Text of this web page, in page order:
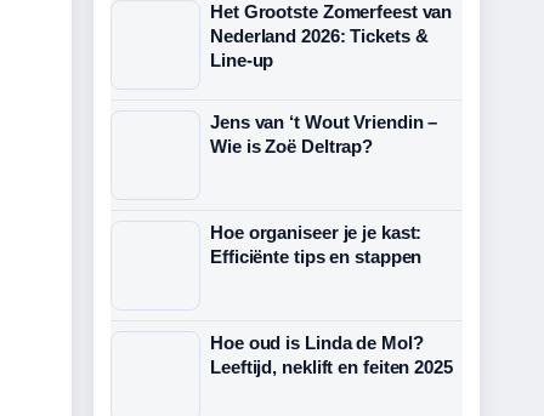
Het Grootste Zomerfeest van
Nederland 2026: Tickets &
Line-up
Jens van ‘t Wout Vriendin –
Wie is Zoë Deltrap?
Hoe organiseer je je kast:
Efficiënte tips en stappen
Hoe oud is Linda de Mol?
Leeftijd, neklift en feiten 2025